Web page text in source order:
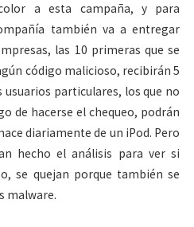
a esta campaña, y para
también va a entregar
las 10 primeras que se
código malicioso, recibirán 5
particulares, los que no
de hacerse el chequeo, podrán
diariamente de un iPod. Pero
hecho el análisis para ver si
se quejan porque también se
malware.